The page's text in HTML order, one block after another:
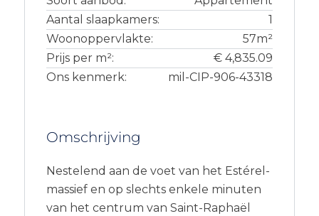
Aantal slaapkamers:
1
Woonoppervlakte:
57m²
Prijs per m²:
€ 4,835.09
Ons kenmerk:
mil-CIP-906-43318
Omschrijving
Nestelend aan de voet van het Estérel-
massief en op slechts enkele minuten
van het centrum van Saint-Raphaël